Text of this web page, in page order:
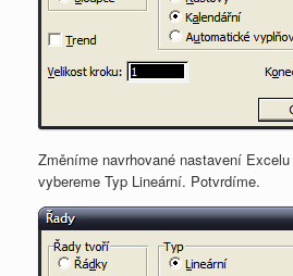
Změníme navrhované nastavení
vybereme Typ Lineární. Potvrdíme.